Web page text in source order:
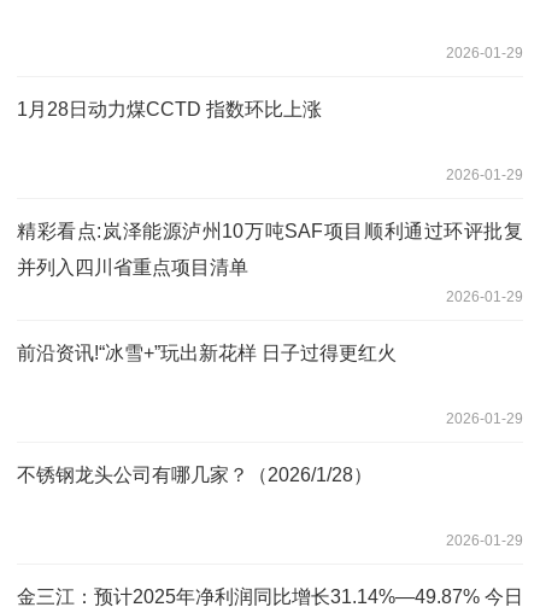
2026-01-29
1月28日动力煤CCTD 指数环比上涨
2026-01-29
精彩看点:岚泽能源泸州10万吨SAF项目顺利通过环评批复
并列入四川省重点项目清单
2026-01-29
前沿资讯!“冰雪+”玩出新花样 日子过得更红火
2026-01-29
不锈钢龙头公司有哪几家？（2026/1/28）
2026-01-29
金三江：预计2025年净利润同比增长31.14%—49.87% 今日